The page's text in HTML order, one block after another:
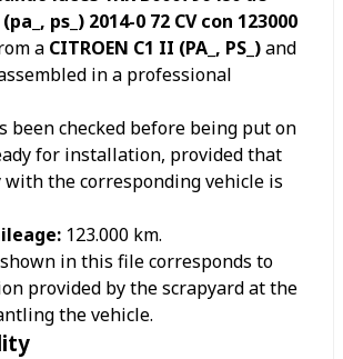
ps_) 2014-0 72 CV con 123000
a CITROEN C1 II (PA_, PS_)and
in a professional
been checked before being put on
for installation, provided that
the corresponding vehicle is
123.000 km.
in this file corresponds to
provided by the scrapyard at the
the vehicle.